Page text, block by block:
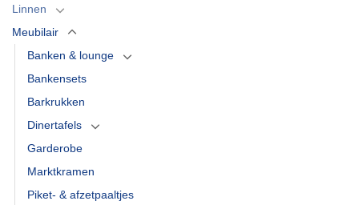
Linnen
Meubilair
Banken & lounge
Bankensets
Barkrukken
Dinertafels
Garderobe
Marktkramen
Piket- & afzetpaaltjes